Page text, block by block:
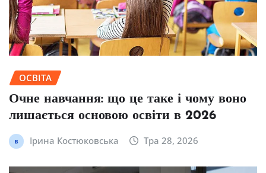
ОСВІТА
Очне навчання: що це таке і чому воно
лишається основою освіти в 2026
Ірина Костюковська Тра 28, 2026